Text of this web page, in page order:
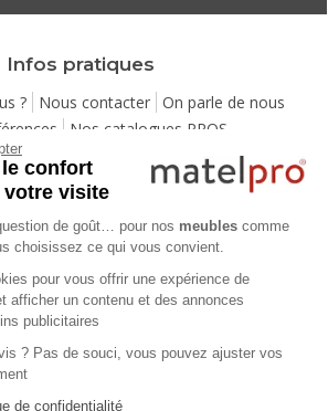
Infos pratiques
? Nous contacter
On parle de nous
Nos catalogues PROS
devis gratuit
Mentions légales
de vente
Protection de la vie privée
Pack Sérénité Cartes cadeaux
Location de mobilier professionnel
Aide
Méthodes de livraison
confort
votre visite
de goût… pour nos meubles comme
choisissez ce qui vous convient.
pour vous offrir une expérience de
afficher un contenu et des annonces
publicitaires
? Pas de souci, vous pouvez ajuster vos
de confidentialité